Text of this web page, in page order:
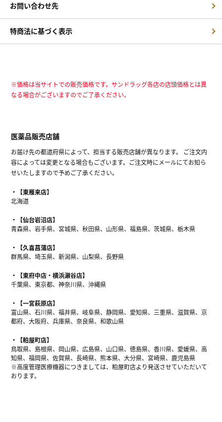
お問い合わせ先
特商法に基づく表示
※価格は当サイトでの販売価格です。サンドラッグ各店の店頭価格とは異
なる場合がございますのでご了承ください。
医薬品販売店舗
お届け先の都道府県によって、担当する販売店舗が異なります。 ご注文内
容によっては変更となる場合もございます。ご注文時にメールにてお知ら
せいたしますので予めご了承ください。
【東雁来店】
北海道
【仙台岩沼店】
青森県、岩手県、宮城県、秋田県、山形県、福島県、茨城県、栃木県
【久喜菖蒲店】
群馬県、埼玉県、新潟県、山梨県、長野県
【東府中店・横浜瀬谷店】
千葉県、東京都、神奈川県、沖縄県
【一宮萩原店】
富山県、石川県、福井県、岐阜県、静岡県、愛知県、三重県、滋賀県、京
都府、大阪府、兵庫県、奈良県、和歌山県
【粕屋町店】
鳥取県、島根県、岡山県、広島県、山口県、徳島県、香川県、愛媛県、高
知県、福岡県、佐賀県、長崎県、熊本県、大分県、宮崎県、鹿児島県
※高度管理医療機器につきましては、粕屋町店より発送させていただいて
おります。